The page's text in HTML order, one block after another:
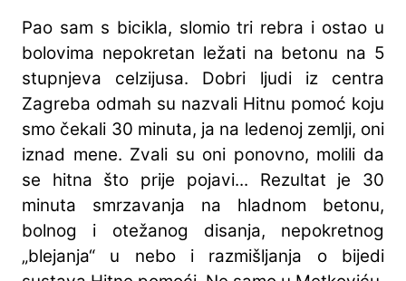
Pao sam s bicikla, slomio tri rebra i ostao u
bolovima nepokretan ležati na betonu na 5
stupnjeva celzijusa. Dobri ljudi iz centra
Zagreba odmah su nazvali Hitnu pomoć koju
smo čekali 30 minuta, ja na ledenoj zemlji, oni
iznad mene. Zvali su oni ponovno, molili da
se hitna što prije pojavi... Rezultat je 30
minuta smrzavanja na hladnom betonu,
bolnog i otežanog disanja, nepokretnog
„blejanja“ u nebo i razmišljanja o bijedi